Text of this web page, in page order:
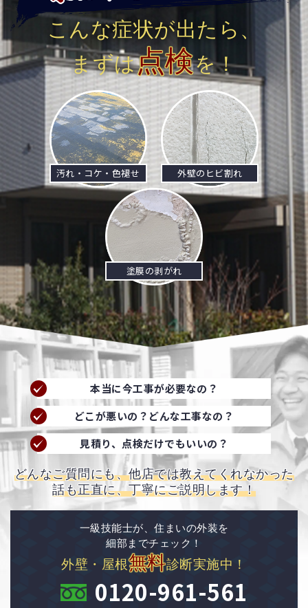
こんな症状が出たら、
まずは点検を！
汚れ・コケ・色褪せ 外壁のヒビ割れ
塗膜の剥がれ
本当に今工事が必要なの？
どこが悪いの？どんな工事なの？
見積り、点検だけでもいいの？
どんなご質問にも、他店では教えてくれなかった
話も正直に、丁寧にご説明します！
一級技能士が、住まいの外装を
細部までチェック！
外壁・屋根無料診断実施中！
0120-961-561